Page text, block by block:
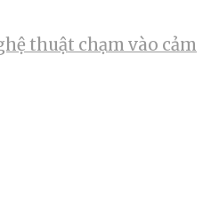
thuật chạm vào cảm